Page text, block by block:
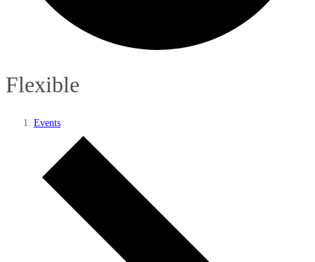
Flexible
Events